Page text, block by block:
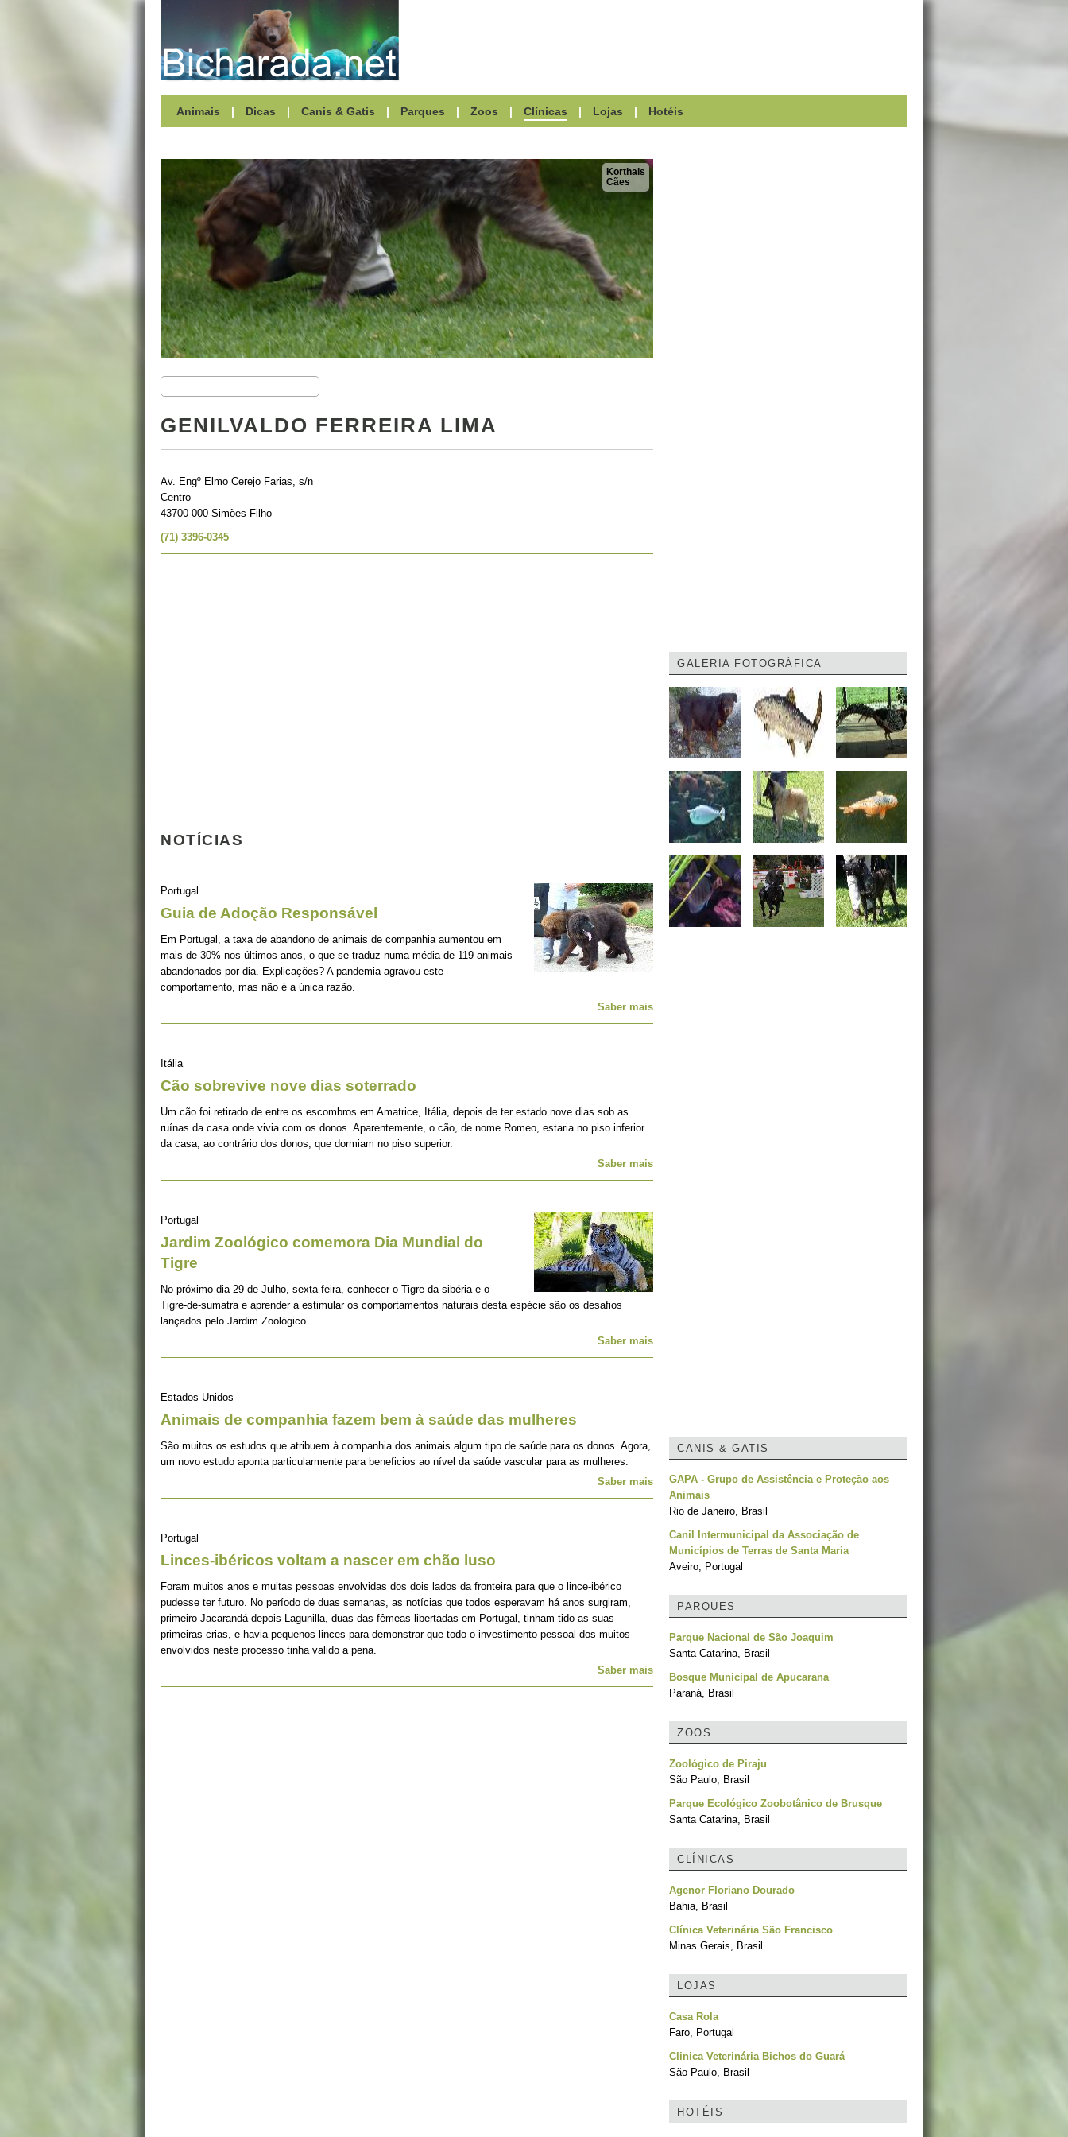
Animais | Dicas | Canis & Gatis | Parques | Zoos | Clínicas | Lojas | Hotéis
Korthals
Cães
GENILVALDO FERREIRA LIMA
Av. Engº Elmo Cerejo Farias, s/n
Centro
43700-000 Simões Filho
(71) 3396-0345
NOTÍCIAS
Portugal
Guia de Adoção Responsável
Em Portugal, a taxa de abandono de animais de companhia aumentou em
mais de 30% nos últimos anos, o que se traduz numa média de 119 animais
abandonados por dia. Explicações? A pandemia agravou este
comportamento, mas não é a única razão.
Saber mais
Itália
Cão sobrevive nove dias soterrado
Um cão foi retirado de entre os escombros em Amatrice, Itália, depois de ter estado nove dias sob as
ruínas da casa onde vivia com os donos. Aparentemente, o cão, de nome Romeo, estaria no piso inferior
da casa, ao contrário dos donos, que dormiam no piso superior.
Saber mais
Portugal
Jardim Zoológico comemora Dia Mundial do
Tigre
No próximo dia 29 de Julho, sexta-feira, conhecer o Tigre-da-sibéria e o
Tigre-de-sumatra e aprender a estimular os comportamentos naturais desta espécie são os desafios
lançados pelo Jardim Zoológico.
Saber mais
Estados Unidos
Animais de companhia fazem bem à saúde das mulheres
São muitos os estudos que atribuem à companhia dos animais algum tipo de saúde para os donos. Agora,
um novo estudo aponta particularmente para beneficios ao nível da saúde vascular para as mulheres.
Saber mais
Portugal
Linces-ibéricos voltam a nascer em chão luso
Foram muitos anos e muitas pessoas envolvidas dos dois lados da fronteira para que o lince-ibérico
pudesse ter futuro. No período de duas semanas, as notícias que todos esperavam há anos surgiram,
primeiro Jacarandá depois Lagunilla, duas das fêmeas libertadas em Portugal, tinham tido as suas
primeiras crias, e havia pequenos linces para demonstrar que todo o investimento pessoal dos muitos
envolvidos neste processo tinha valido a pena.
Saber mais
GALERIA FOTOGRÁFICA
CANIS & GATIS
GAPA - Grupo de Assistência e Proteção aos
Animais
Rio de Janeiro, Brasil
Canil Intermunicipal da Associação de
Municípios de Terras de Santa Maria
Aveiro, Portugal
PARQUES
Parque Nacional de São Joaquim
Santa Catarina, Brasil
Bosque Municipal de Apucarana
Paraná, Brasil
ZOOS
Zoológico de Piraju
São Paulo, Brasil
Parque Ecológico Zoobotânico de Brusque
Santa Catarina, Brasil
CLÍNICAS
Agenor Floriano Dourado
Bahia, Brasil
Clínica Veterinária São Francisco
Minas Gerais, Brasil
LOJAS
Casa Rola
Faro, Portugal
Clinica Veterinária Bichos do Guará
São Paulo, Brasil
HOTÉIS